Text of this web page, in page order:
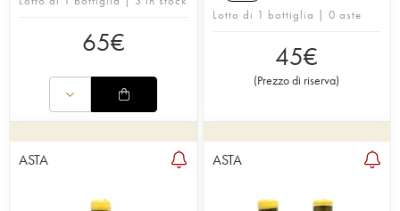
65€
Lotto di 1 bottiglia | 0 aste
45€
(Prezzo di riserva)
ASTA ASTA